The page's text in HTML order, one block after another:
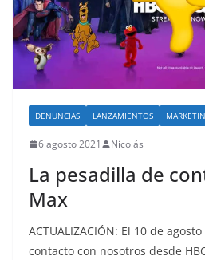
DENUNCIAS LANZAMIENTOS
6 agosto 2021 Nicolás
La pesadilla de
Max
ACTUALIZACIÓN: El 10 de
contacto con nosotros desde